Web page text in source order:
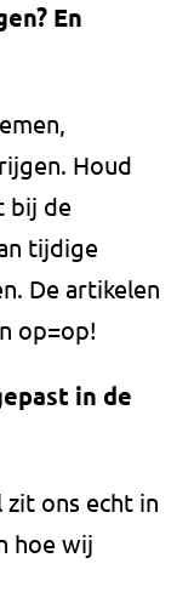
En
Houd
bij de
tijdige
De artikelen
op=op!
in de
zit ons echt in
hoe wij